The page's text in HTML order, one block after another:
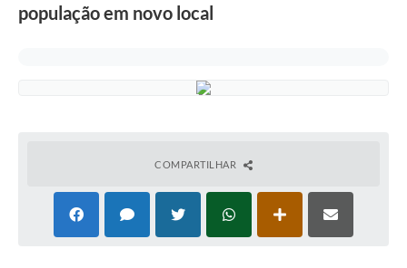
população em novo local
COMPARTILHAR